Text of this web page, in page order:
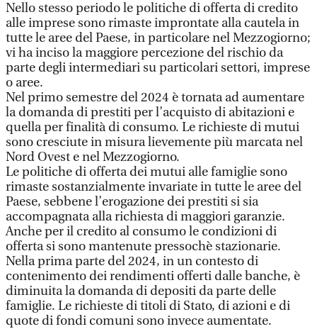
Nello stesso periodo le politiche di offerta di credito
alle imprese sono rimaste improntate alla cautela in
tutte le aree del Paese, in particolare nel Mezzogiorno;
vi ha inciso la maggiore percezione del rischio da
parte degli intermediari su particolari settori, imprese
o aree.
Nel primo semestre del 2024 è tornata ad aumentare
la domanda di prestiti per l’acquisto di abitazioni e
quella per finalità di consumo. Le richieste di mutui
sono cresciute in misura lievemente più marcata nel
Nord Ovest e nel Mezzogiorno.
Le politiche di offerta dei mutui alle famiglie sono
rimaste sostanzialmente invariate in tutte le aree del
Paese, sebbene l’erogazione dei prestiti si sia
accompagnata alla richiesta di maggiori garanzie.
Anche per il credito al consumo le condizioni di
offerta si sono mantenute pressochè stazionarie.
Nella prima parte del 2024, in un contesto di
contenimento dei rendimenti offerti dalle banche, è
diminuita la domanda di depositi da parte delle
famiglie. Le richieste di titoli di Stato, di azioni e di
quote di fondi comuni sono invece aumentate.